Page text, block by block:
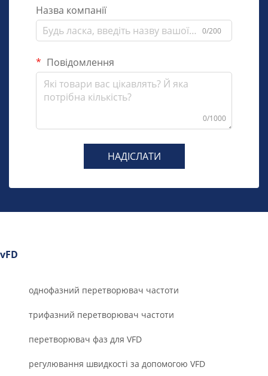
Назва компанії
0/200
Повідомлення
0/1000
НАДІСЛАТИ
vFD
однофазний перетворювач частоти
трифазний перетворювач частоти
перетворювач фаз для VFD
регулювання швидкості за допомогою VFD